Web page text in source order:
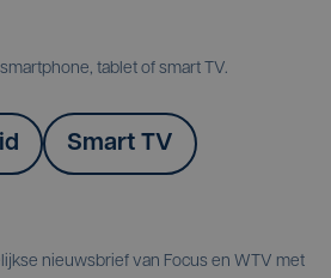
tablet of smart TV.
Smart TV
nieuwsbrief van Focus en WTV met